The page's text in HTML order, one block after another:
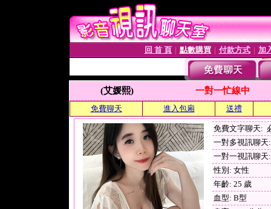
回 首 頁 點數購買│ 付款方式│ 加
(艾媛熙) 一對一忙線中
免費聊天 進入包廂 送禮
免費文字聊天:
一對多視訊聊天
一對一視訊聊天
性別: 女性
年齡: 25 歲
血型: B型